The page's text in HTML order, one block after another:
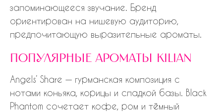
запоминающееся звучание. Бренд
ориентирован на нишевую аудиторию,
предпочитающую выразительные ароматы.
популярные ароматы kilian
Angels’ Share — гурманская композиция с
нотами коньяка, корицы и сладкой базы. Black
Phantom сочетает кофе, ром и тёмный